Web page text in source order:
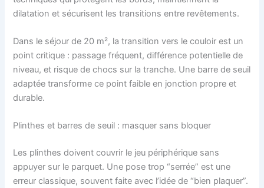
dilatation et sécurisent les transitions entre revêtements.
Dans le séjour de 20 m², la transition vers le couloir est un
point critique : passage fréquent, différence potentielle de
niveau, et risque de chocs sur la tranche. Une barre de seuil
adaptée transforme ce point faible en jonction propre et
durable.
Plinthes et barres de seuil : masquer sans bloquer
Les plinthes doivent couvrir le jeu périphérique sans
appuyer sur le parquet. Une pose trop “serrée” est une
erreur classique, souvent faite avec l’idée de “bien plaquer”.